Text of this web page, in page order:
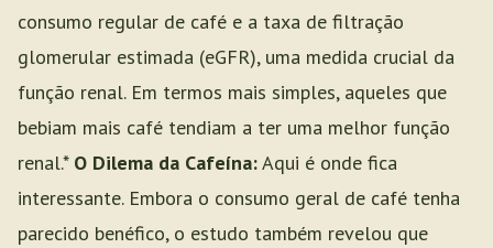
consumo regular de café e a taxa de filtração
glomerular estimada (eGFR), uma medida crucial da
função renal. Em termos mais simples, aqueles que
bebiam mais café tendiam a ter uma melhor função
renal.* O Dilema da Cafeína:Aqui é onde fica
interessante. Embora o consumo geral de café tenha
parecido benéfico, o estudo também revelou que